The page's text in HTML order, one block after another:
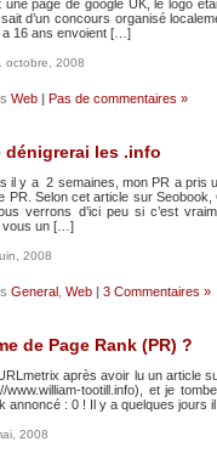
une page de google UK, le logo
d’un concours organisé
a 16 ans envoient […]
octobre, 2008
Web | Pas de commentaires »
dénigrerai les .info
il y a 2 semaines, mon PR a pris
PR. Selon cet article sur
verrons d’ici peu si c’est
vous un […]
2008
General Web | 3 Commentaires »
de Page Rank (PR) ?
après avoir lu un article
www.william-tootill.info), et je
annoncé : 0 ! Il y a quelques jours
2008